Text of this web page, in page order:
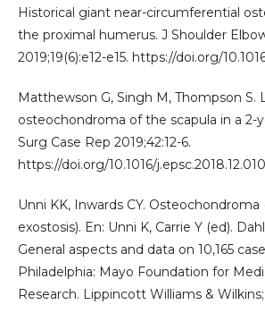
Historical giant near-circumferential
the proximal humerus. J Shoulder
2019;19(6):e12-e15. https://doi.org/
Matthewson G, Singh M, Thompson S.
osteochondroma of the scapula in a 2-
Surg Case Rep 2019;42:12-6.
https://doi.org/10.1016/j.epsc.2018.12.010
Unni KK, Inwards CY.
exostosis). En: Unni K, Carrie Y (ed).
General aspects and data on 10,165
Philadelphia: Mayo Foundation for
Research. Lippincott Williams & Wilkins;